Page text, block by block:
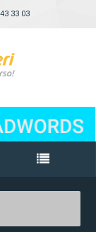
33 03